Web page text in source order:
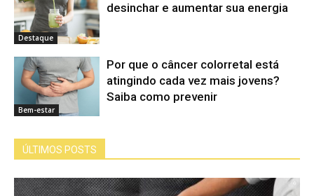
Destaque
desinchar e aumentar sua energia
Bem-estar
Por que o câncer colorretal está
atingindo cada vez mais jovens?
Saiba como prevenir
ÚLTIMOS POSTS